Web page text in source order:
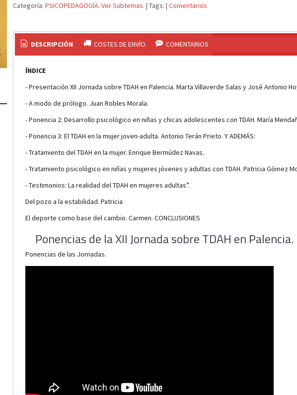
Categoría: PSICOPEDAGOGÍA. Ver Subtemas. | Tags: | Comentarios
DESCRIPCIÓN COSTES DE ENVÍO COMENTARIOS
ÍNDICE
- Presentación XII Jornada sobre TDAH en Palencia. Marta Villaverde Salas y José Antonio
- A modo de prólogo. Juan Robles Morala.
- Ponencia 2: Desarrollo psicológico en niñas y chicas adolescentes con TDAH. María
- Ponencia 3: El TDAH en la mujer joven-adulta. Antonio Terán Prieto. Y ADEMÁS:
- Tratamiento del TDAH en la mujer. Enrique Bermúdez Navas.
- Tratamiento psicológico en niñas y mujeres jóvenes y adultas con TDAH. Patricia Gómez
- Testimonios: La realidad del TDAH en mujeres adultas”.
Del pozo a la estabilidad. Patricia
El deporte como base del cambio. Carmen. CONCLUSIONES
Ponencias de la XII Jornada sobre TDAH en Palencia.
Ponencias de las Jornadas.